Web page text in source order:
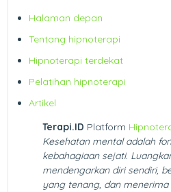
Halaman depan
Tentang hipnoterapi
Hipnoterapi terdekat
Pelatihan hipnoterapi
Artikel
Terapi.ID Platform
Kesehatan mental adalah
kebahagiaan sejati.
mendengarkan diri sendiri,
yang tenang, dan